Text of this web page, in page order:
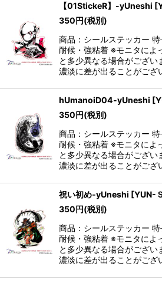
【01StickeR】-yUneshi [
350円(税別)
商品：シールステッカー
耐候・強粘着 ※モニタによ
と多少異なる場合がござ
濃淡に差が出ることがござ
hUmanoiD04-yUneshi [
350円(税別)
商品：シールステッカー
耐候・強粘着 ※モニタによ
と多少異なる場合がござ
濃淡に差が出ることがござ
祝い初め-yUneshi [YUN-
350円(税別)
商品：シールステッカー
耐候・強粘着 ※モニタによ
と多少異なる場合がござ
濃淡に差が出ることがござ